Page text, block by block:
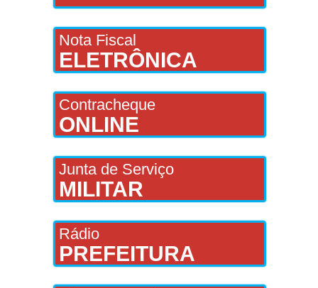
Nota Fiscal
ELETRÔNICA
Contracheque
ONLINE
Junta de Serviço
MILITAR
Rádio
PREFEITURA